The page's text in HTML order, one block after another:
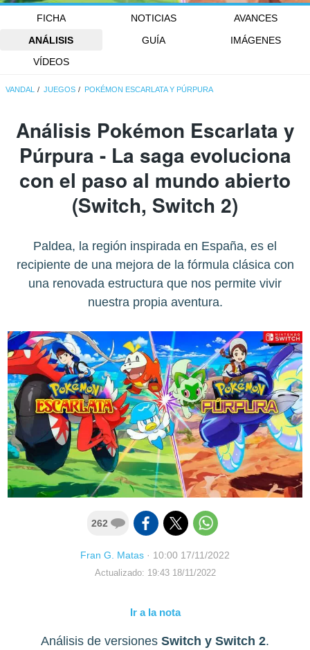
FICHA NOTICIAS
AVANCES
ANÁLISIS
GUÍA
IMÁGENES
VÍDEOS
VANDAL JUEGOS POKÉMON ESCARLATA Y PÚRPURA
Análisis Pokémon Escarlata y
Púrpura - La saga evoluciona
con el paso al mundo abierto
(Switch, Switch 2)
Paldea, la región inspirada en España, es el
recipiente de una mejora de la fórmula clásica con
una renovada estructura que nos permite vivir
nuestra propia aventura.
262
Fran G. Matas · 10:00 17/11/2022
Actualizado: 19:43 18/11/2022
Ir a la nota
Análisis de versiones Switch y Switch 2.